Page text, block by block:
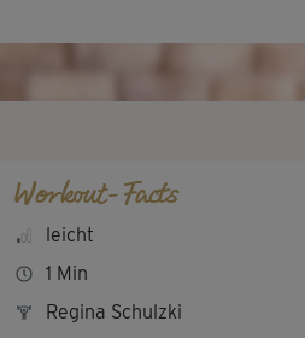
Workout-Facts
leicht
1 Min
Regina Schulzki